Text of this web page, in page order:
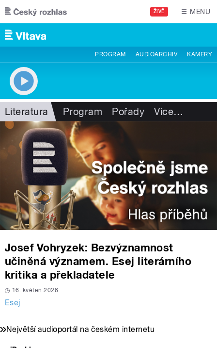
Přejít k hlavnímu obsahu
ŽIVĚ MENU
PROGRAM AUDIOARCHIV KAMERY
Literatura Program Pořady Více…
Josef Vohryzek: Bezvýznamnost
učiněná významem. Esej literárního
kritika a překladatele
16. květen 2026
Esej
Největší audioportál na českém internetu